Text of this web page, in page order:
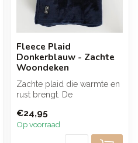
Fleece Plaid
Donkerblauw - Zachte
Woondeken
Zachte plaid die warmte en
rust brengt. De
heerlijk za...
€24,95
Op voorraad